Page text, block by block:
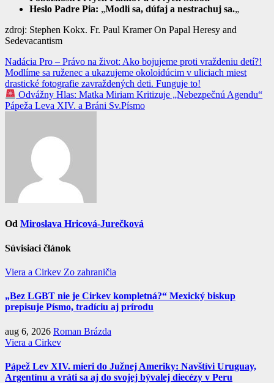
Heslo Padre Pia: „Modli sa, dúfaj a nestrachuj sa.„
zdroj: Stephen Kokx. Fr. Paul Kramer On Papal Heresy and
Sedevacantism
Navigácia
v
článku
Nadácia Pro – Právo na život: Ako bojujeme proti vraždeniu detí?!
Modlíme sa ruženec a ukazujeme okoloidúcim v uliciach miest
drastické fotografie zavraždených deti. Funguje to!
Odvážny Hlas: Matka Miriam Kritizuje „Nebezpečnú Agendu“
Pápeža Leva XIV. a Bráni Sv.Písmo
Od Miroslava Hricová-Jurečková
Súvisiaci článok
Viera a Cirkev Zo zahraničia
„Bez LGBT nie je Cirkev kompletná?“ Mexický biskup
prepisuje Písmo, tradíciu aj prírodu
aug 6, 2026 Roman Brázda
Viera a Cirkev
Pápež Lev XIV. mieri do Južnej Ameriky: Navštívi Uruguay,
Argentínu a vráti sa aj do svojej bývalej diecézy v Peru